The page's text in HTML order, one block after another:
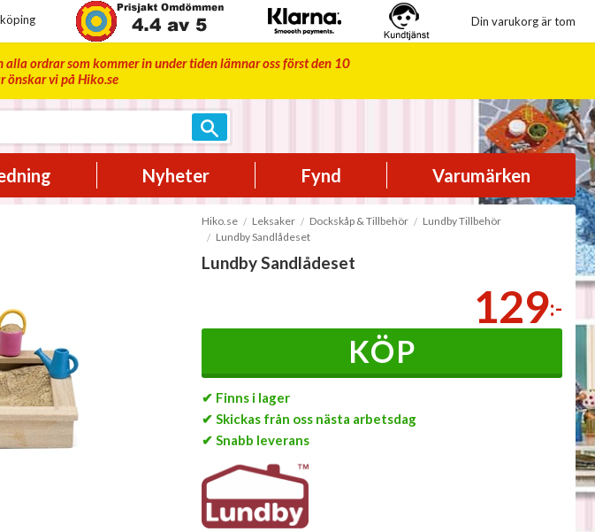
Din varukorg är tom
ordrar som kommer in under tiden lämnar oss först den 10
önskar vi på Hiko.se
Nyheter Fynd Varumärken
Hiko.se Leksaker Dockskåp & Tillbehör
Lundby Tillbehör
Lundby Sandlådeset
Lundby Sandlådeset
129:-
KÖP
✔ Finns i lager
✔ Skickas från oss nästa arbetsdag
✔ Snabb leverans